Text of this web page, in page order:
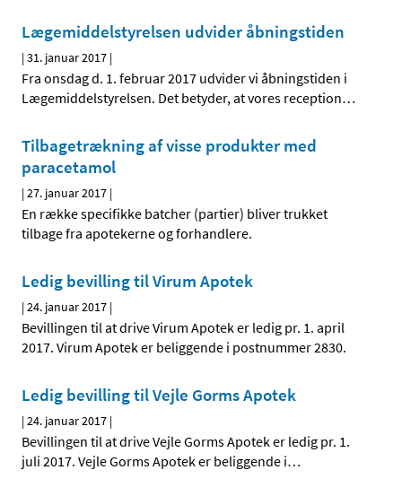
Lægemiddelstyrelsen udvider åbningstiden
|31. januar 2017 |
Fra onsdag d. 1. februar 2017 udvider vi åbningstiden i
Lægemiddelstyrelsen. Det betyder, at vores reception…
Tilbagetrækning af visse produkter med
paracetamol
|27. januar 2017 |
En række specifikke batcher (partier) bliver trukket
tilbage fra apotekerne og forhandlere.
Ledig bevilling til Virum Apotek
|24. januar 2017 |
Bevillingen til at drive Virum Apotek er ledig pr. 1. april
2017. Virum Apotek er beliggende i postnummer 2830.
Ledig bevilling til Vejle Gorms Apotek
|24. januar 2017 |
Bevillingen til at drive Vejle Gorms Apotek er ledig pr. 1.
juli 2017. Vejle Gorms Apotek er beliggende i…